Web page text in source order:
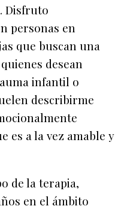
Disfruto
personas en
que buscan una
desean
infantil o
describirme
es a la vez amable y
de la terapia,
en el ámbito